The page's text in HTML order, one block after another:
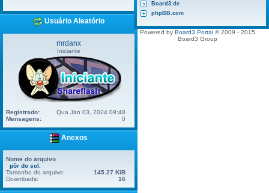
Usuário Aleatório
mrdanx
Iniciante
Registrado:
Qua Jan 03, 2024 09:48
Mensagens:
0
Anexos
Nome do arquivo
pôr do sol.
Tamanho do arquivo:
145.27 KiB
Downloads:
16
Board3.de
phpBB.com
Powered by Board3 Portal © 2009 - 2015
Board3 Group